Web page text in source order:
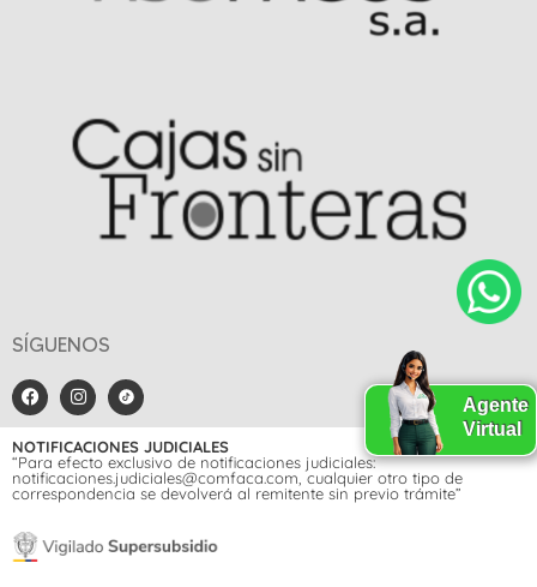
SÍGUENOS
NOTIFICACIONES JUDICIALES
“Para efecto exclusivo de notificaciones judiciales:
notificaciones.judiciales@comfaca.com, cualquier otro tipo de
correspondencia se devolverá al remitente sin previo trámite”
Agente
Virtual